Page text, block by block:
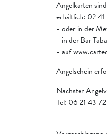
Angelkarten
erhältlich: 02
- oder in der
- in der Bar
- auf
Angelschein
Nächster
Tel: 06 21 43